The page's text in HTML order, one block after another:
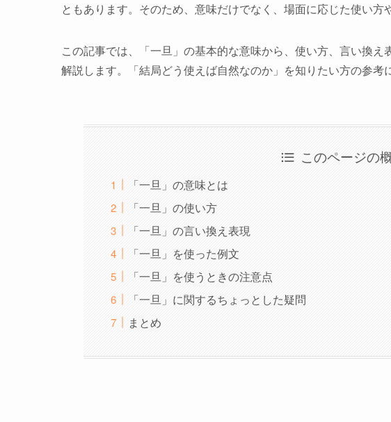
ともあります。そのため、意味だけでなく、場面に応じた使い方
この記事では、「一旦」の基本的な意味から、使い方、言い換え
解説します。「結局どう使えば自然なのか」を知りたい方の参考
このページの
「一旦」の意味とは
「一旦」の使い方
「一旦」の言い換え表現
「一旦」を使った例文
「一旦」を使うときの注意点
「一旦」に関するちょっとした疑問
まとめ